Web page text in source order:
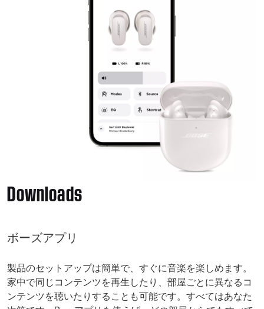
Downloads
ボーズアプリ
製品のセットアップは簡単で、すぐに音楽を楽しめます。
家中で同じコンテンツを再生したり、部屋ごとに異なるコ
ンテンツを聴いたりすることも可能です。すべてはあなた